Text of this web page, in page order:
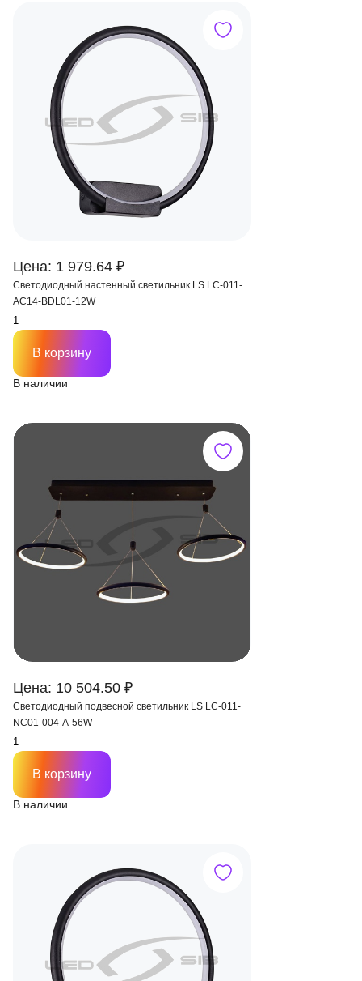
Цена: 1 979.64 ₽
Светодиодный настенный светильник LS LC-011-
AC14-BDL01-12W
В наличии
В корзину
Цена: 10 504.50 ₽
Светодиодный подвесной светильник LS LC-011-
NC01-004-A-56W
В наличии
В корзину